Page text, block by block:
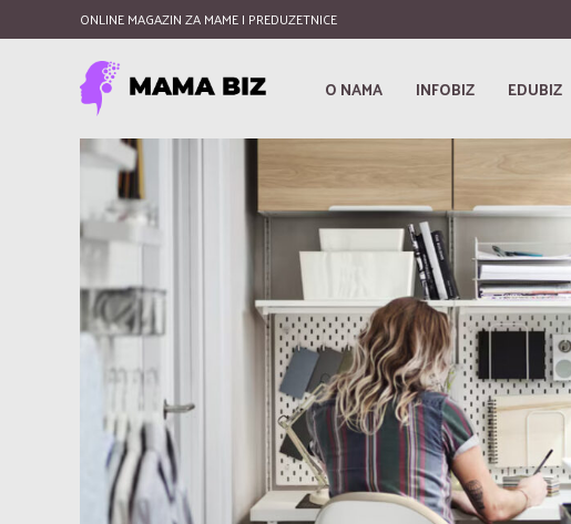
ONLINE MAGAZIN ZA MAME I PREDUZETNICE
O NAMA INFOBIZ EDUBIZ